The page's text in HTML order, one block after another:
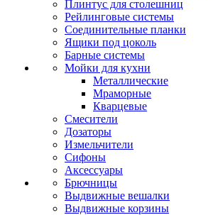
Плинтус для столешниц
Рейлинговые системы
Соединительные планки
Ящики под цоколь
Барные системы
Мойки для кухни
Металлические
Мраморные
Кварцевые
Смесители
Дозаторы
Измельчители
Сифоны
Аксессуары
Брючницы
Выдвижные вешалки
Выдвижные корзины